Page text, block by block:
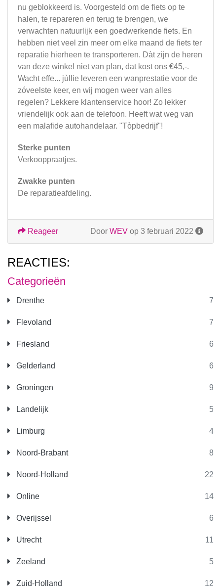
Categorieën
Drenthe 7
Flevoland 7
Friesland 6
Gelderland 6
Groningen 9
Landelijk 5
Limburg 4
Noord-Brabant 8
Noord-Holland 22
Online 14
Overijssel 6
Utrecht 11
Zeeland 5
Zuid-Holland 12
nu geblokkeerd is. Voorgesteld om de fiets op te
halen, te repareren en terug te brengen, we
verwachten natuurlijk een goedwerkende fiets. En
hebben niet veel zin meer om elke maand de fiets ter
reparatie hierheen te transporteren. Dàt zijn de heren
van deze winkel niet van plan, dat kost ons €45,-.
Wacht effe... jùllie leveren een wanprestatie voor de
zóveelste keer, en wij mogen weer van alles
regelen? Lekkere klantenservice hoor! Zo lekker
vriendelijk ook aan de telefoon. Heeft wat weg van
een malafide autohandelaar. "Tòpbedrijf"!
Sterke punten
Verkooppraatjes.
Zwakke punten
De reparatieafdeling.
Door WEV op 3 februari 2022
Reageer
REACTIES: